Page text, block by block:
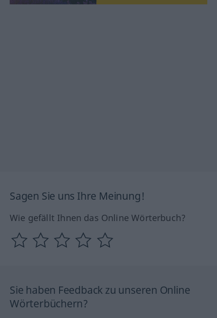
Sagen Sie uns Ihre Meinung!
Wie gefällt Ihnen das Online Wörterbuch?
Sie haben Feedback zu unseren Online
Wörterbüchern?